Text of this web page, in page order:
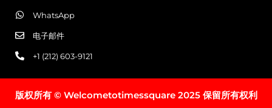
WhatsApp
电子邮件
+1 (212) 603-9121
版权所有 © Welcometotimessquare 2025 保留所有权利